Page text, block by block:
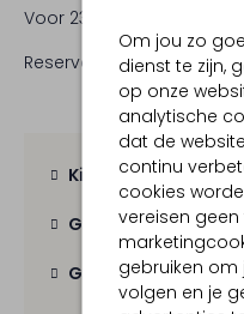
Om jou zo
dienst te zijn,
op onze
analytische
dat de
continu
cookies
vereisen
gebruiken om
volgen en je
Voor 23:59 uur besteld,
Reserveer direct in een
Kies zelf je
Gratis verzending
Gratis retour